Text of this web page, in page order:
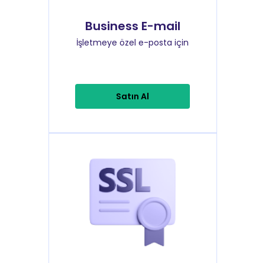
Business E-mail
İşletmeye özel e-posta için
Satın Al